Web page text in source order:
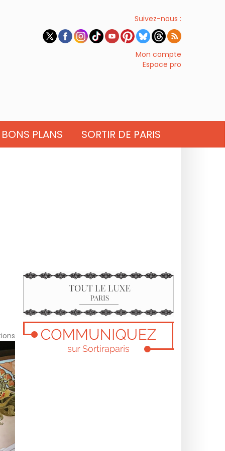
Suivez-nous :
Mon compte
Espace pro
BONS PLANS SORTIR DE PARIS